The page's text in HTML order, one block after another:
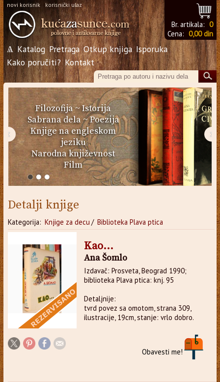
novi korisnik korisnički ulaz
Br. artikala: 0
Cena: 0,00 din
Ѧ Katalog Pretraga Otkup knjiga Isporuka
Kako poručiti? Kontakt
Filozofija~Istorija
Sabrana dela~Poezija
Knjige na engleskom
jeziku
Narodna književnost
Film
‹ ›
Detalji knjige
Kategorija: Knjige za decu / Biblioteka Plava ptica
Kao...
Ana Šomlo
Izdavač: Prosveta, Beograd 1990;
biblioteka Plava ptica: knj. 95
Detaljnije:
tvrd povez sa omotom, strana 309,
ilustracije, 19cm, stanje: vrlo dobro.
Obavesti me!